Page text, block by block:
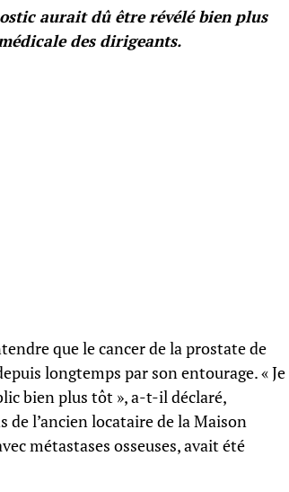
aurait dû être révélé bien plus
des dirigeants.
que le cancer de la prostate de
longtemps par son entourage. « Je
bien plus tôt », a-t-il déclaré,
de l’ancien locataire de la Maison
métastases osseuses, avait été